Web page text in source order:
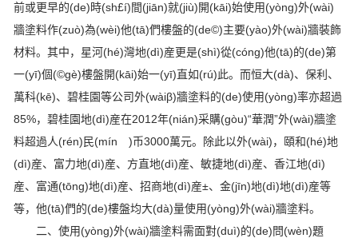
前或更早的(de)時(sh£í)間(jiān)就(jiù)開(kāi)始使用(yòng)外(wài)
牆塗料作(zuò)為(wèi)他(tā)們樓盤的(de©)主要(yào)外(wài)牆裝飾
材料。其中，星河(hé)灣地(dì)産更是(shì)從(cóng)他(tā)的(de)第
一(yī)個(©gè)樓盤開(kāi)始一(yī)直如(rú)此。而恒大(dà)、保利、
萬科(kē)、碧桂園等公司外(wàiβ)牆塗料的(de)使用(yòng)率亦超過
85%，碧桂園地(dì)産在2012年(nián)采購(gòu)“華潤”外(wài)牆塗
料超過人(rén)民(mín )币3000萬元。除此以外(wài)，頤和(hé)地
(dì)産、富力地(dì)産、方直地(dì)産、敏捷地(dì)産、香江地(dì)
産、富通(tōng)地(dì)産、招商地(dì)産±、金(jīn)地(dì)地(dì)産等
等，他(tā)們的(de)樓盤均大(dà)量使用(yòng)外(wài)牆塗料。
二、使用(yòng)外(wài)牆塗料需面對(duì)的(de)問(wèn)題